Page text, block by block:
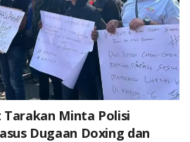
Minta Polisi
Dugaan Doxing dan